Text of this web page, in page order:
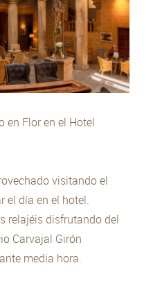
en Flor en el Hotel
visitando el
el día en el hotel.
relajéis disfrutando del
Carvajal Girón
media hora.